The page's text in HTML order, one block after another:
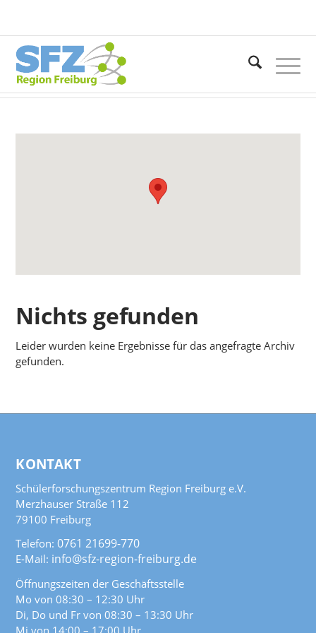
Du bist hier: Startseite
Nichts gefunden
Leider wurden keine Ergebnisse für das angefragte Archiv
gefunden.
KONTAKT
Schülerforschungszentrum Region Freiburg e.V.
Merzhauser Straße 112
79100 Freiburg
Telefon:0761 21699-770
E-Mail: info@sfz-region-freiburg.de
Öffnungszeiten der Geschäftsstelle
Mo von 08:30 – 12:30 Uhr
Di, Do und Fr von 08:30 – 13:30 Uhr